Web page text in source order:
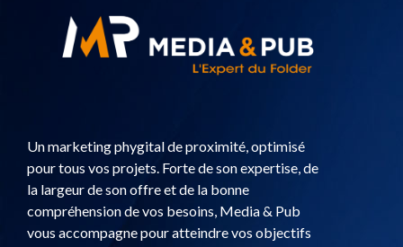
Un marketing phygital de proximité, optimisé
pour tous vos projets. Forte de son expertise, de
la largeur de son offre et de la bonne
compréhension de vos besoins, Media & Pub
vous accompagne pour atteindre vos objectifs